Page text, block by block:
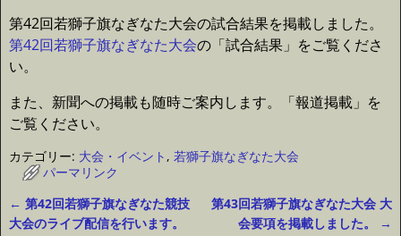
第42回若獅子旗なぎなた大会の試合結果を掲載しました。
第42回若獅子旗なぎなた大会の「試合結果」をご覧くださ
い。
また、新聞への掲載も随時ご案内します。「報道掲載」を
ご覧ください。
カテゴリー: 大会・イベント , 若獅子旗なぎなた大会
パーマリンク
投稿ナビゲーション
← 第42回若獅子旗なぎなた競技
大会のライブ配信を行います。
第43回若獅子旗なぎなた大会 大
会要項を掲載しました。
→